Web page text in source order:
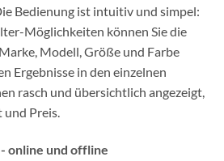
Bedienung ist intuitiv und simpel:
Möglichkeiten können Sie die
Modell, Größe und Farbe
Ergebnisse in den einzelnen
rasch und übersichtlich angezeigt,
Preis.
online und offline